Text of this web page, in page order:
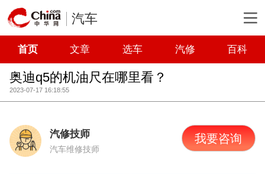
汽车
首页 文章 选车 汽修 百科
奥迪q5的机油尺在哪里看？
2023-07-17 16:18:55
汽修技师
汽车维修技师
我要咨询